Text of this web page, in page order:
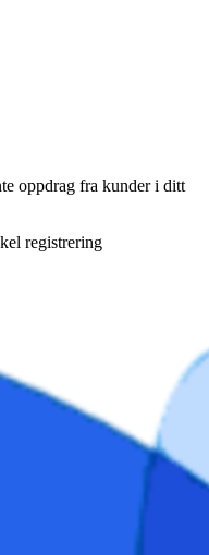
oppdrag fra kunder i ditt
registrering